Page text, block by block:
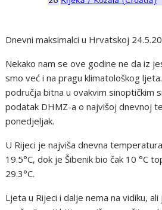
Dnevni maksimalci u Hrvatskoj
Nekako nam se ove godine ne da iz
smo već i na pragu klimatološkog
područja bitna u ovakvim sinoptičkim
podatak DHMZ-a o najvišoj dnevnoj
ponedjeljak.
U Rijeci je najviša dnevna
19.5°C, dok je Šibenik bio čak 10 °C
29.3°C.
Ljeta u Rijeci i dalje nema na vidiku,